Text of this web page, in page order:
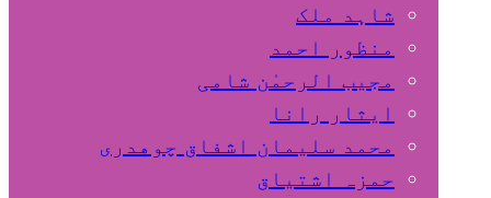
شاہد ملک
منظور احمد
مجیب الرحمٰن شامی
ایثار رانا
محمد سلیمان اشفاق چوهدری
حمزہ اشتیاق